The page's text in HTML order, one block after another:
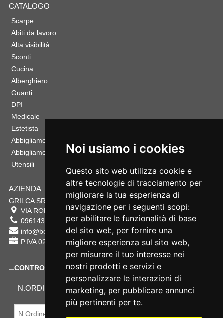
Noi usiamo i cookies
Questo sito web utilizza cookie e
altre tecnologie di tracciamento per
migliorare la tua esperienza di
navigazione per i seguenti scopi:
per abilitare le funzionalità di base
del sito web, per fornire una
migliore esperienza sul sito web,
per misurare il tuo interesse nei
nostri prodotti e servizi e
personalizzare le interazioni di
marketing, per pubblicare annunci
più pertinenti per te.
CATALOGO
Scarpe
Abiti da lavoro
Alta visibilità
Sconti
Cucina
Alberghiero
Guanti
DPI
Medicale
Estetista
Abbigliamento Sportivo
Abbigliamento Bambino
Utensili
AZIENDA
GRILCA SRL
VIA ROMA 180 88054 SERSALE CZ
0961432177
info@bestsafety.it
P.IVA 02342180797
CONTROLLA LO STATO DEL TUO ORDINE
N.ORDINE: